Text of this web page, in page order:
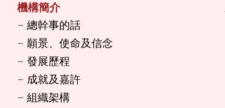
機構簡介
總幹事的話
願景、使命及信念
發展歷程
成就及嘉許
組織架構